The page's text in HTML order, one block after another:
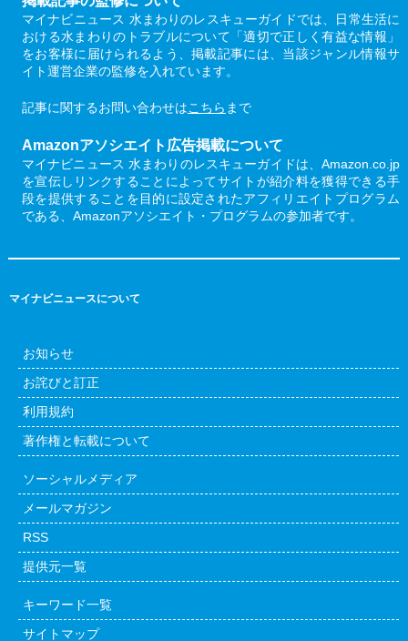
マイナビニュース 水まわりのレスキューガイドでは、日常生活に
おける水まわりのトラブルについて「適切で正しく有益な情報」
をお客様に届けられるよう、掲載記事には、当該ジャンル情報サ
イト運営企業の監修を入れています。
記事に関するお問い合わせはこちら まで
Amazonアソシエイト広告掲載について
マイナビニュース 水まわりのレスキューガイドは、Amazon.co.jp
を宣伝しリンクすることによってサイトが紹介料を獲得できる手
段を提供することを目的に設定されたアフィリエイトプログラム
である、Amazonアソシエイト・プログラムの参加者です。
マイナビニュースについて
お知らせ
お詫びと訂正
利用規約
著作権と転載について
ソーシャルメディア
メールマガジン
RSS
提供元一覧
キーワード一覧
サイトマップ